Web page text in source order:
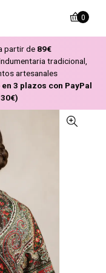
partir de 89€
tradicional,
artesanales
3 plazos con PayPal
0